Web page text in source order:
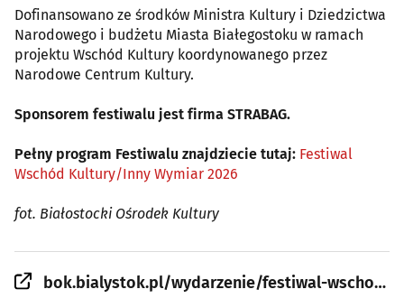
Dofinansowano ze środków Ministra Kultury i Dziedzictwa
Narodowego i budżetu Miasta Białegostoku w ramach
projektu Wschód Kultury koordynowanego przez
Narodowe Centrum Kultury.
Sponsorem festiwalu jest firma STRABAG.
Pełny program Festiwalu znajdziecie tutaj: Festiwal
Wschód Kultury/Inny Wymiar 2026
fot. Białostocki Ośrodek Kultury
bok.bialystok.pl/wydarzenie/festiwal-wschod-kultury-inny-wymiar-kamila-papaj-i-marek-papaj-luska-i-muzykant/